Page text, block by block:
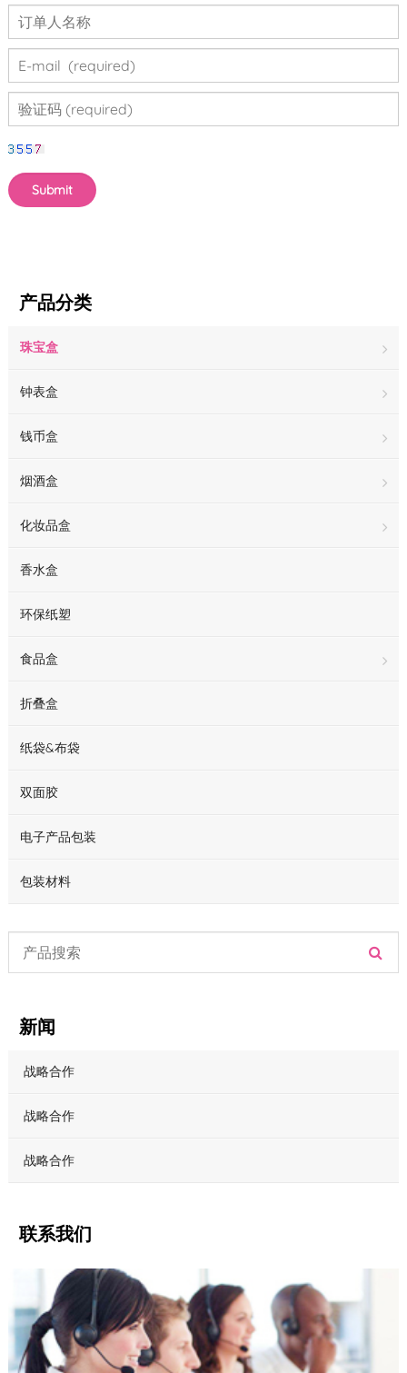
产品分类
珠宝盒
钟表盒
钱币盒
烟酒盒
化妆品盒
香水盒
环保纸塑
食品盒
折叠盒
纸袋&布袋
双面胶
电子产品包装
包装材料
新闻
战略合作
战略合作
战略合作
联系我们